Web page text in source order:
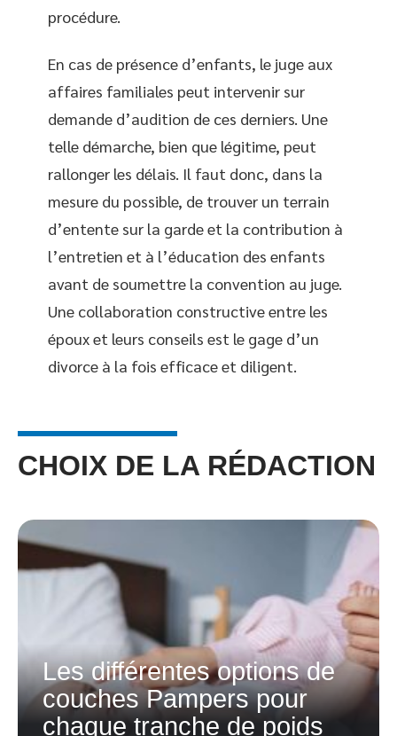
procédure.
En cas de présence d’enfants, le juge aux
affaires familiales peut intervenir sur
demande d’audition de ces derniers. Une
telle démarche, bien que légitime, peut
rallonger les délais. Il faut donc, dans la
mesure du possible, de trouver un terrain
d’entente sur la garde et la contribution à
l’entretien et à l’éducation des enfants
avant de soumettre la convention au juge.
Une collaboration constructive entre les
époux et leurs conseils est le gage d’un
divorce à la fois efficace et diligent.
CHOIX DE LA RÉDACTION
Les différentes options de
couches Pampers pour
chaque tranche de poids